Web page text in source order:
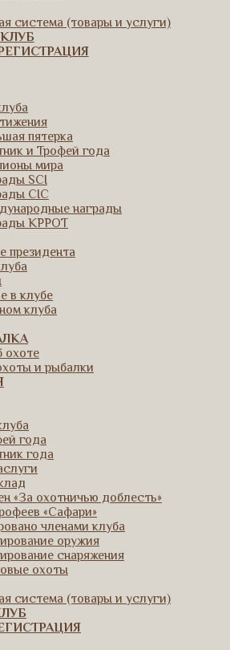
система (товары и услуги)
пятерка
и Трофей года
мира
SCI
CIC
награды
КРРОТ
президента
в клубе
клуба
охоте
и рыбалки
года
года
«За охотничью доблесть»
«Сафари»
членами клуба
оружия
снаряжения
охоты
система (товары и услуги)